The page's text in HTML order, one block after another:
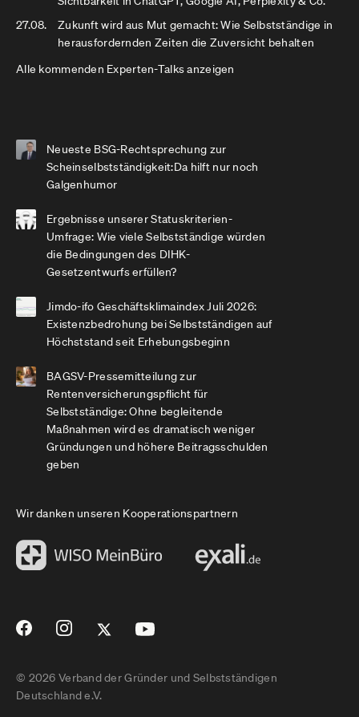
27.08.
Zukunft wird aus Mut gemacht: Wie Selbstständige in
herausfordernden Zeiten die Zuversicht behalten
Alle kommenden Experten-Talks anzeigen
Neueste BSG-Rechtsprechung zur
Scheinselbstständigkeit:Da hilft nur noch
Galgenhumor
Ergebnisse unserer Statuskriterien-
Umfrage: Wie viele Selbstständige würden
die Bedingungen des DIHK-
Gesetzentwurfs erfüllen?
Jimdo-ifo Geschäftsklimaindex Juli 2026:
Existenzbedrohung bei Selbstständigen auf
Höchststand seit Erhebungsbeginn
BAGSV-Pressemitteilung zur
Rentenversicherungspflicht für
Selbstständige: Ohne begleitende
Maßnahmen wird es dramatisch weniger
Gründungen und höhere Beitragsschulden
geben
Wir danken unseren Kooperationspartnern
© 2026 Verband der Gründer und Selbstständigen
Deutschland e.V.